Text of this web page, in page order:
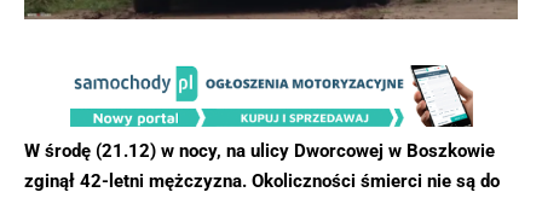
W środę (21.12) w nocy, na ulicy Dworcowej w Boszkowie
zginął 42-letni mężczyzna. Okoliczności śmierci nie są do